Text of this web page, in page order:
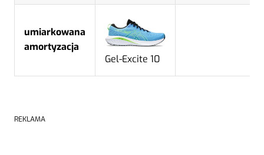
umiarkowana
amortyzacja
Gel-Excite 10
REKLAMA